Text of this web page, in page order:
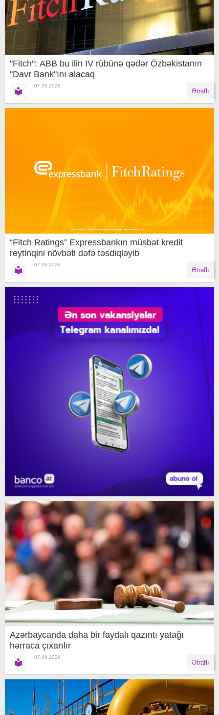
"Fitch": ABB bu ilin IV rübünə qədər Özbəkistanın
"Davr Bank"ını alacaq
07.08.2026
Ətraflı
“Fitch Ratings” Expressbankın müsbət kredit
reytinqini növbəti dəfə təsdiqləyib
07.08.2026
Ətraflı
Azərbaycanda daha bir faydalı qazıntı yatağı
hərraca çıxarılır
07.08.2026
Ətraflı